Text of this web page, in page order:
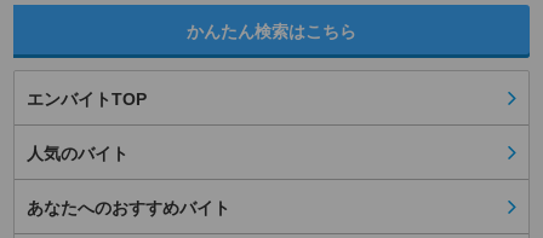
かんたん検索はこちら
エンバイトTOP
人気のバイト
あなたへのおすすめバイト